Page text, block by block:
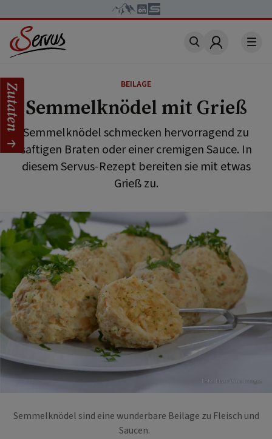
Account
BEILAGE
Semmelknödel mit Grieß
Semmelknödel schmecken hervorragend zu
saftigen Braten oder einer cremigen Sauce. In
diesem Servus-Rezept bereiten sie mit etwas
Grieß zu.
Foto: Mauritius Images
Semmelknödel sind eine wunderbare Beilage zu Fleisch und
Saucen.
Zutaten